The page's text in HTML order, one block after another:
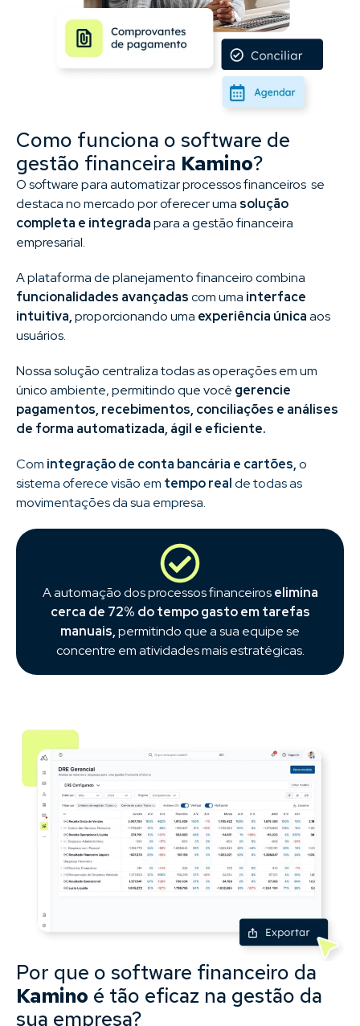
Como funciona o software de
gestão financeira Kamino?​
O software para automatizar processos financeiros se
destaca no mercado por oferecer uma solução
completa e integradapara a gestão financeira
empresarial.
A plataforma de planejamento financeiro combina
funcionalidades avançadascom uma interface
intuitiva,proporcionando uma experiência únicaaos
usuários.
Nossa solução centraliza todas as operações em um
único ambiente, permitindo que você gerencie
pagamentos, recebimentos, conciliações e análises
de forma automatizada, ágil e eficiente.
Com integração de conta bancária e cartões,o
sistema oferece visão em tempo realde todas as
movimentações da sua empresa.
A automação dos processos financeiroselimina
cerca de 72% do tempo gasto em tarefas
manuais,permitindo que a sua equipe se
concentre em atividades mais estratégicas.
Por que o software financeiro da
Kamino é tão eficaz na gestão da
sua empresa?